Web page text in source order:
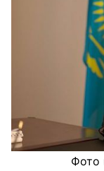
Фото